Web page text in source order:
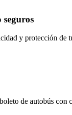
seguros
y protección de
de autobús con